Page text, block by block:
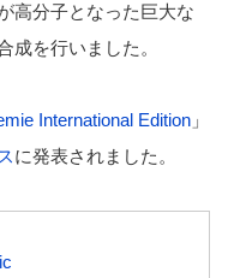
高分子となった巨大な
成を行いました。
International Edition 」
に発表されました。